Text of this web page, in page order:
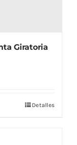
Giratoria
Detalles